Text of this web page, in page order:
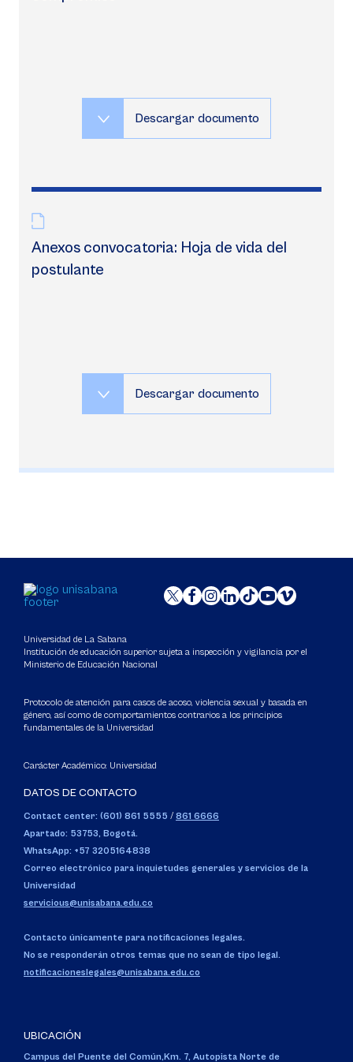
Descargar documento
Anexos convocatoria: Hoja de vida del
postulante
Descargar documento
Universidad de La Sabana
Institución de educación superior sujeta a inspección y vigilancia por el
Ministerio de Educación Nacional
Protocolo de atención para casos de acoso, violencia sexual y basada en
género, así como de comportamientos contrarios a los principios
fundamentales de la Universidad
Carácter Académico: Universidad
DATOS DE CONTACTO
Contact center: (601) 861 5555 / 861 6666
Apartado: 53753, Bogotá.
WhatsApp: +57 3205164838
Correo electrónico para inquietudes generales y servicios de la
Universidad
servicious@unisabana.edu.co
Contacto únicamente para notificaciones legales.
No se responderán otros temas que no sean de tipo legal.
notificacioneslegales@unisabana.edu.co
UBICACIÓN
Campus del Puente del Común,Km. 7, Autopista Norte de